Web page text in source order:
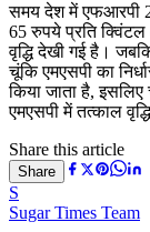
समय देश में एफआरपी
65 रुपये प्रति क्विंटल
वृद्धि देखी गई है।
चूंकि एमएसपी का
किया जाता है,
एमएसपी में तत्काल
Share this article
Share
S
Sugar Times Team